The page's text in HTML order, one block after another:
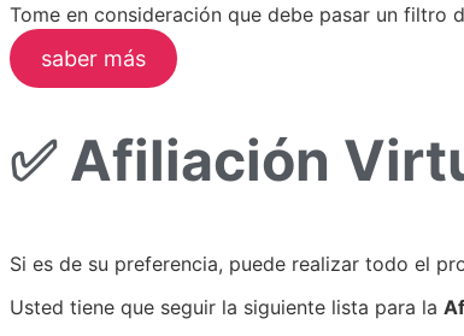
Tome en consideración que debe pasar un filtro
saber más
✅ Afiliación
Si es de su preferencia, puede realizar todo el
Usted tiene que seguir la siguiente lista para la